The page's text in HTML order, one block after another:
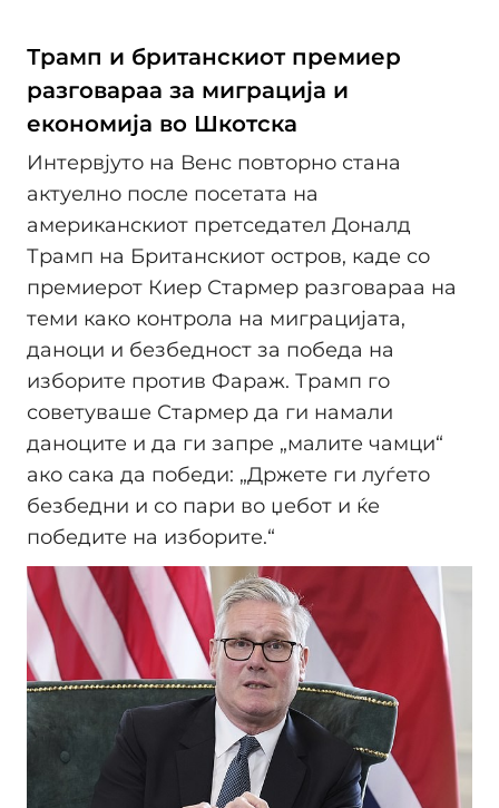
Трамп и британскиот премиер
разговараа за миграција и
економија во Шкотска
Интервјуто на Венс повторно стана
актуелно после посетата на
американскиот претседател Доналд
Трамп на Британскиот остров, каде со
премиерот Киер Стармер разговараа на
теми како контрола на миграцијата,
даноци и безбедност за победа на
изборите против Фараж. Трамп го
советуваше Стармер да ги намали
даноците и да ги запре „малите чамци“
ако сака да победи: „Држете ги луѓето
безбедни и со пари во џебот и ќе
победите на изборите.“